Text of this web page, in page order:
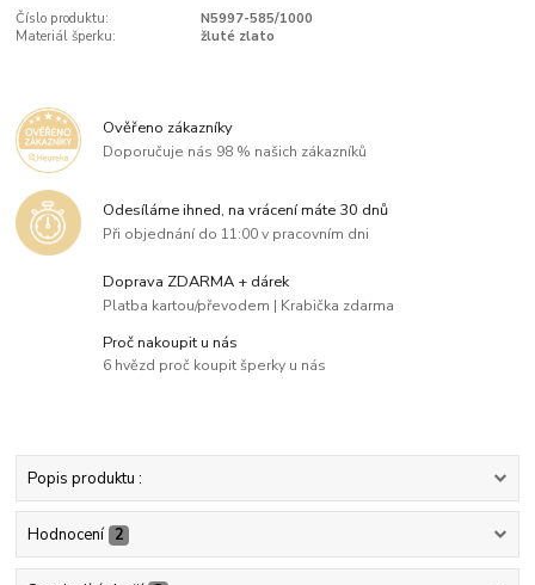
Číslo produktu:
N5997-585/1000
Materiál šperku:
žluté zlato
Ověřeno zákazníky
Doporučuje nás 98 % našich zákazníků
Odesíláme ihned, na vrácení máte 30 dnů
Při objednání do 11:00 v pracovním dni
Doprava ZDARMA + dárek
Platba kartou/převodem | Krabička zdarma
Proč nakoupit u nás
6 hvězd proč koupit šperky u nás
Popis produktu :
Hodnocení 2